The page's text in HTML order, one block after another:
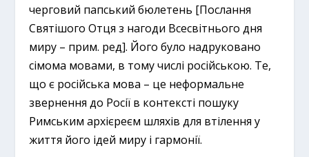
черговий папський бюлетень [Послання
Святішого Отця з нагоди Всесвітнього дня
миру – прим. ред]. Його було надруковано
сімома мовами, в тому числі російською. Те,
що є російська мова – це неформальне
звернення до Росії в контексті пошуку
Римським архієреєм шляхів для втілення у
життя його ідей миру і гармонії.